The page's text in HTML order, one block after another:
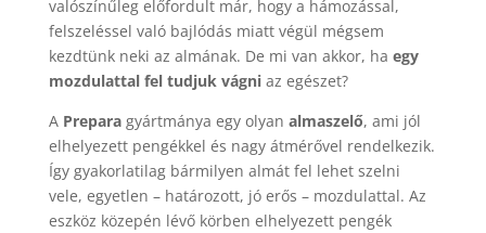
valószínűleg előfordult már, hogy a hámozással,
felszeléssel való bajlódás miatt végül mégsem
kezdtünk neki az almának. De mi van akkor, ha egy
mozdulattal fel tudjuk vágniaz egészet?
A Preparagyártmánya egy olyan almaszelő, ami jól
elhelyezett pengékkel és nagy átmérővel rendelkezik.
Így gyakorlatilag bármilyen almát fel lehet szelni
vele, egyetlen – határozott, jó erős – mozdulattal. Az
eszköz közepén lévő körben elhelyezett pengék